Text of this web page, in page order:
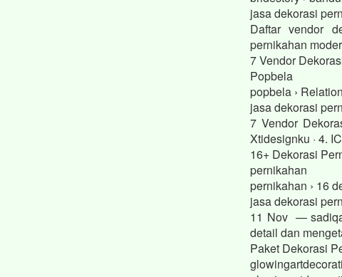
jasa dekorasi
Daftar vendor
pernikahan
7 Vendor
Popbela
popbela ›
jasa dekorasi
7 Vendor
Xtidesignku · 4.
16+ Dekorasi
pernikahan
pernikahan › 16
jasa dekorasi
11 Nov —
detail dan
Paket Dekorasi